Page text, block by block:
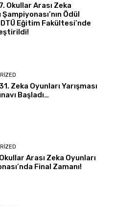
Okullar Arası Zeka
Şampiyonası’nın Ödül
Eğitim Fakültesi’nde
Zeka Oyunları Yarışması
Başladı…
Arası Zeka Oyunları
Final Zamanı!